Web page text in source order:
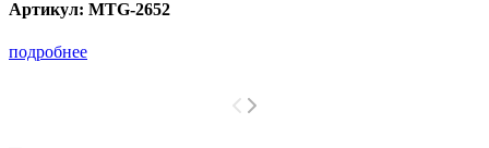
Артикул: MTG-2652
подробнее